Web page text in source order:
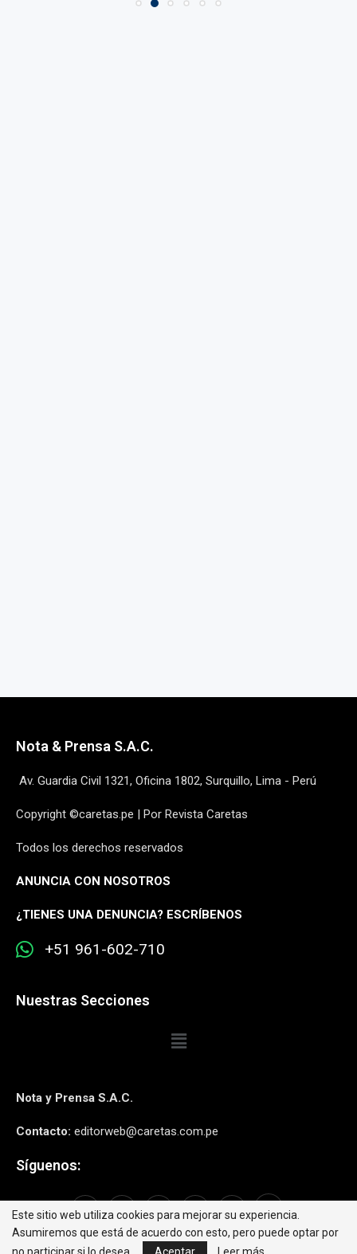
Nota & Prensa S.A.C.
Av. Guardia Civil 1321, Oficina 1802, Surquillo, Lima - Perú
Copyright ©caretas.pe | Por Revista Caretas
Todos los derechos reservados
ANUNCIA CON NOSOTROS
¿TIENES UNA DENUNCIA? ESCRÍBENOS
+51 961-602-710
Nuestras Secciones
Nota y Prensa S.A.C.
Contacto: editorweb@caretas.com.pe
Síguenos:
Este sitio web utiliza cookies para mejorar su experiencia.
Asumiremos que está de acuerdo con esto, pero puede optar por